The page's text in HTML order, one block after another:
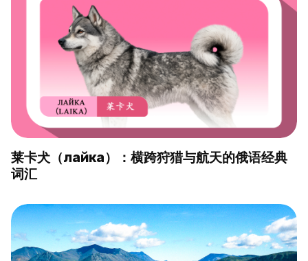
莱卡犬（лайка）：横跨狩猎与航天的俄语经典
词汇